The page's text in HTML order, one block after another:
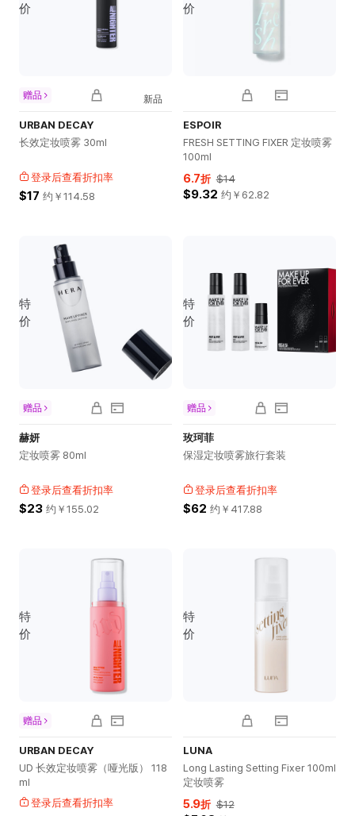
价
URBAN DECAY
长效定妆喷雾 30ml
登录后查看折扣率
$17 约￥ 114.58
赠品 新品
价
ESPOIR
FRESH SETTING FIXER 定妆喷雾
100ml
6.7折 $14
$9.32 约￥ 62.82
特
价
赫妍
定妆喷雾 80ml
登录后查看折扣率
$23 约￥ 155.02
赠品
特
价
玫珂菲
保湿定妆喷雾旅行套装
登录后查看折扣率
$62 约￥ 417.88
赠品
特
价
URBAN DECAY
UD 长效定妆喷雾（哑光版） 118
ml
登录后查看折扣率
赠品
特
价
LUNA
Long Lasting Setting Fixer 100ml
定妆喷雾
5.9折 $12